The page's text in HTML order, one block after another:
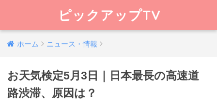
ピックアップTV
ホーム ニュース・情報
お天気検定5月3日｜日本最長の高速道
路渋滞、原因は？